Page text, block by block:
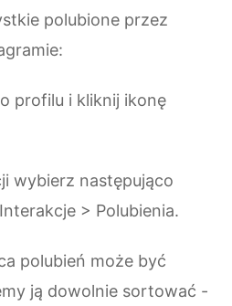
polubione przez
profilu i kliknij ikonę
wybierz następująco
> Polubienia.
polubień może być
ją dowolnie sortować -